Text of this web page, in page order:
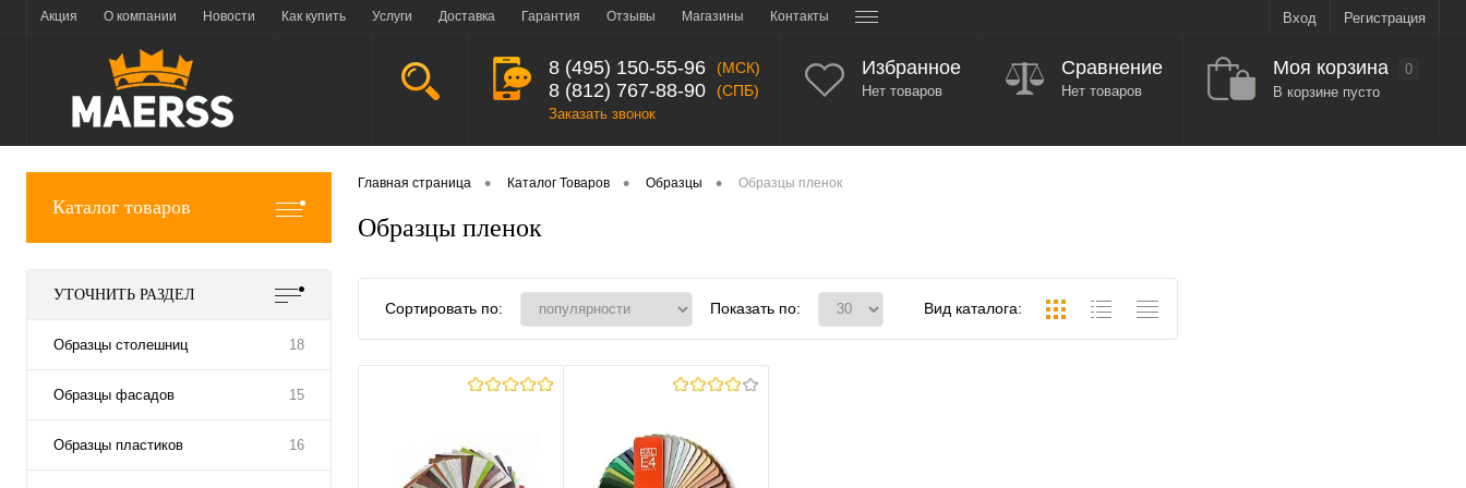
Акция О компании Новости Как купить Услуги Доставка Гарантия Отзывы Магазины Контакты Вход Регистрация
8 (495) 150-55-96 (МСК)
8 (812) 767-88-90 (СПБ)
Заказать звонок
Избранное
Нет товаров
Сравнение
Нет товаров
Моя корзина
0
В корзине пусто
Каталог товаров
УТОЧНИТЬ РАЗДЕЛ
Образцы столешниц 18
Образцы фасадов 15
Образцы пластиков 16
Главная страница • Каталог Товаров • Образцы • Образцы пленок
Образцы пленок
Сортировать по: Показать по: Вид каталога: